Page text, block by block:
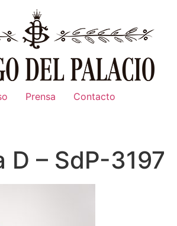
Prensa
Contacto
D – SdP-3197